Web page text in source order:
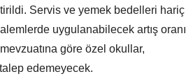
Servis ve yemek bedelleri hariç
uygulanabilecek artış oranı
göre özel okullar,
edemeyecek.